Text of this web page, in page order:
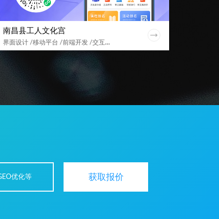
南昌县工人文化宫
界面设计 /移动平台 /前端开发 /交互设计 /后台搭建 /用户体验
获取报价